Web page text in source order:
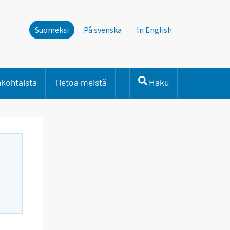
Suomeksi På svenska In English
Tietoa meistä Haku